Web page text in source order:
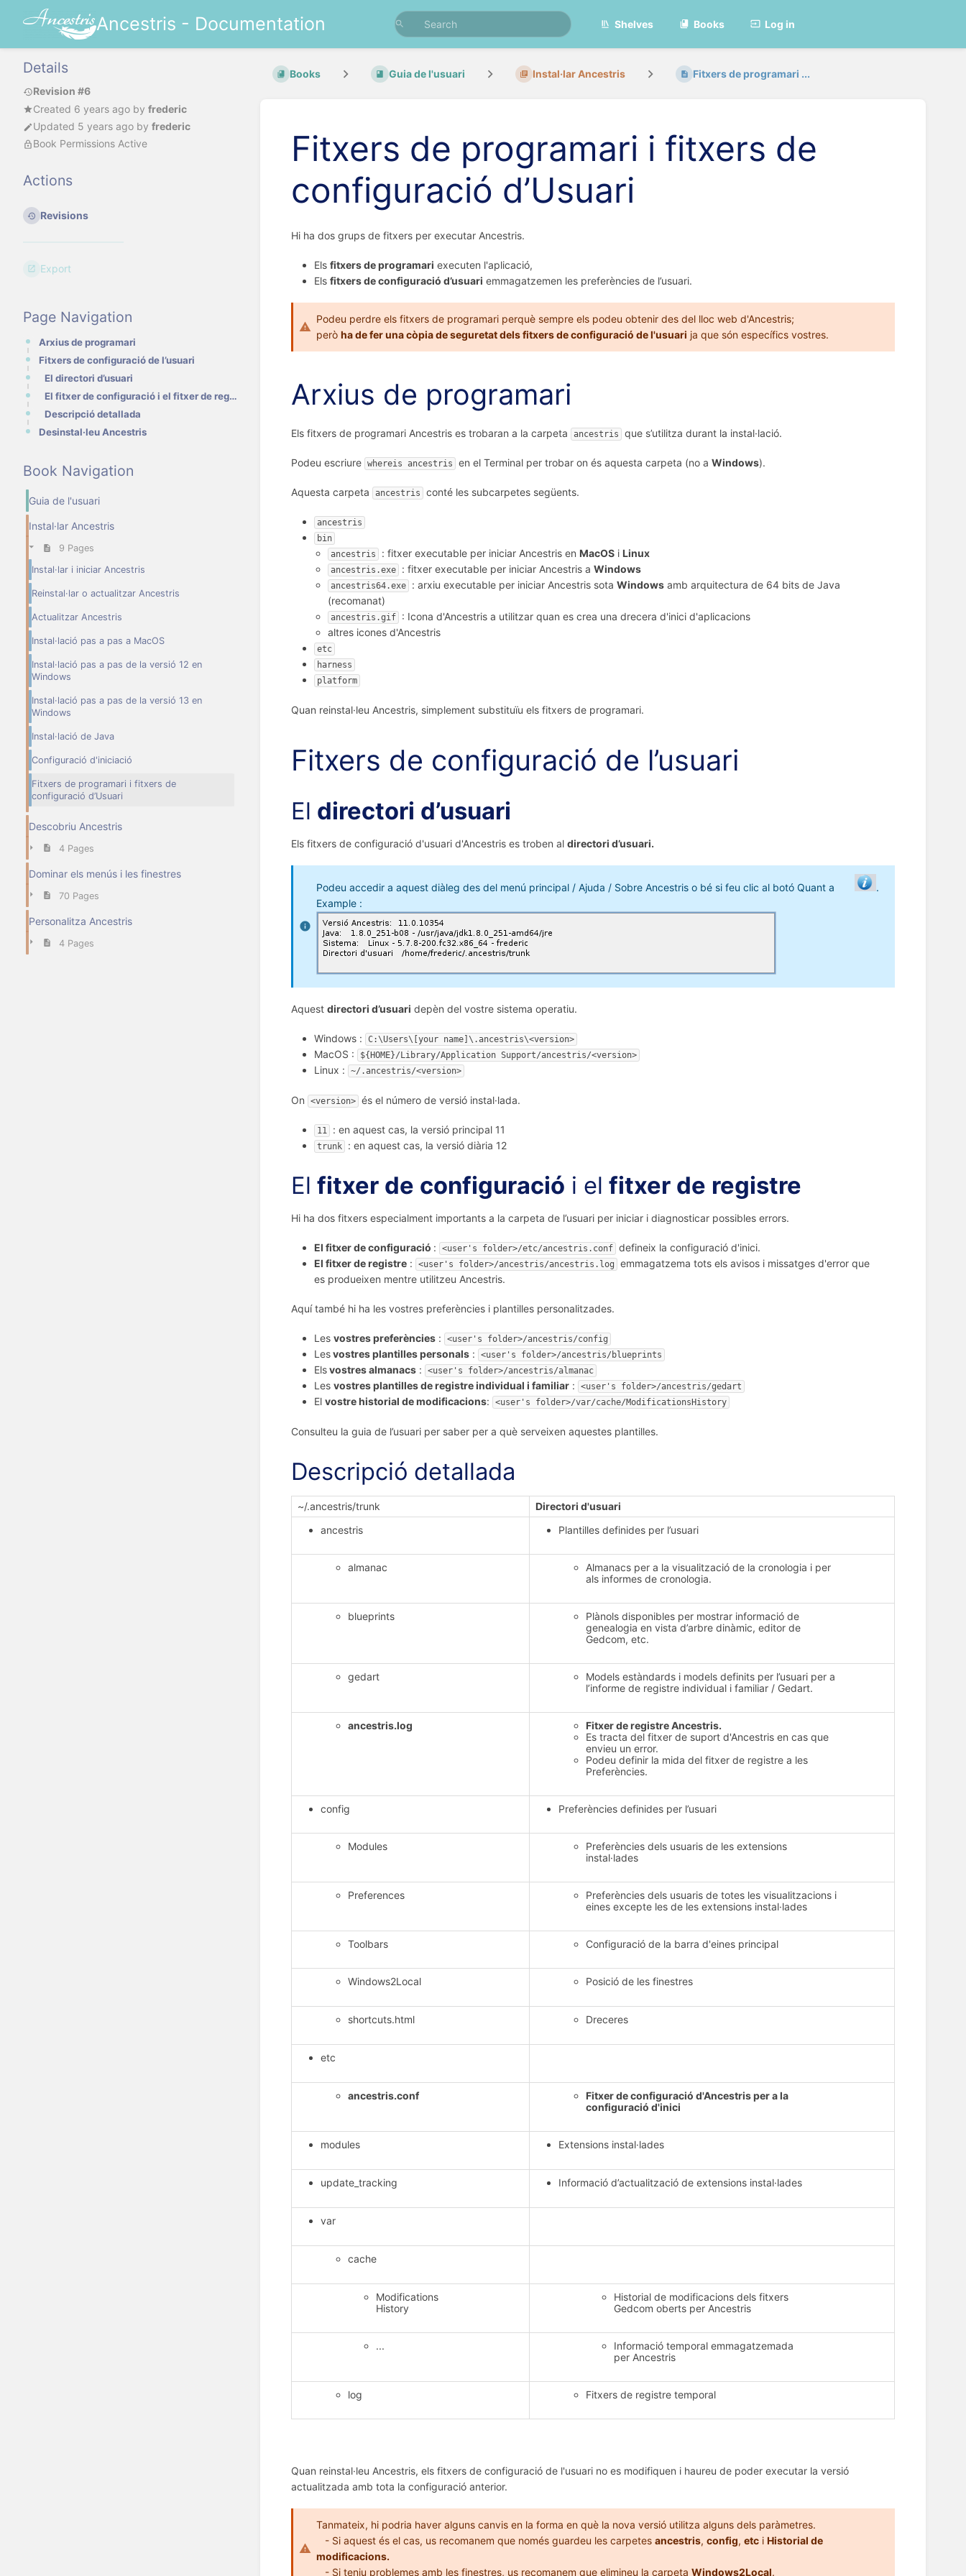
Ancestris - Documentation Shelves Books Log in
Details
Revision #6
Created 6 years ago by frederic
Updated 5 years ago by frederic
Book Permissions Active
Actions
Revisions
Export
Page Navigation
Arxius de programari
Fitxers de configuració de l’usuari
El directori d’usuari
El fitxer de configuració i el fitxer de registre
Descripció detallada
Desinstal·leu Ancestris
Book Navigation
Guia de l'usuari
Instal·lar Ancestris
9 Pages
Instal·lar i iniciar Ancestris
Reinstal·lar o actualitzar Ancestris
Actualitzar Ancestris
Instal·lació pas a pas a MacOS
Instal·lació pas a pas de la versió 12 en
Windows
Instal·lació pas a pas de la versió 13 en
Windows
Instal·lació de Java
Configuració d'iniciació
Fitxers de programari i fitxers de
configuració d’Usuari
Descobriu Ancestris
4 Pages
Dominar els menús i les finestres
70 Pages
Personalitza Ancestris
4 Pages
Books Guia de l'usuari Instal·lar Ancestris Fitxers de programari ...
Fitxers de programari i fitxers de
configuració d’Usuari
Hi ha dos grups de fitxers per executar Ancestris.
Els fitxers de programari executen l'aplicació,
Els fitxers de configuració d’usuari emmagatzemen les preferències de l’usuari.
Podeu perdre els fitxers de programari perquè sempre els podeu obtenir des del lloc web d'Ancestris;
però ha de fer una còpia de seguretat dels fitxers de configuració de l'usuari ja que són específics vostres.
Arxius de programari
Els fitxers de programari Ancestris es trobaran a la carpeta ancestris que s’utilitza durant la instal·lació.
Podeu escriure whereis ancestris en el Terminal per trobar on és aquesta carpeta (no a Windows).
Aquesta carpeta ancestris conté les subcarpetes següents.
ancestris
bin
ancestris
: fitxer executable per iniciar Ancestris en MacOS i Linux
ancestris.exe : fitxer executable per iniciar Ancestris aWindows
ancestris64.exe : arxiu executable per iniciar Ancestris sotaWindows amb arquitectura de 64 bits de Java
(recomanat)
ancestris.gif
: Icona d'Ancestris a utilitzar quan es crea una drecera d'inici d'aplicacions
altres icones d'Ancestris
etc
harness
platform
Quan reinstal·leu Ancestris, simplement substituïu els fitxers de programari.
Fitxers de configuració de l’usuari
El directori d’usuari
Els fitxers de configuració d'usuari d'Ancestris es troben al directori d’usuari.
Podeu accedir a aquest diàleg des del menú principal / Ajuda / Sobre Ancestris o bé si feu clic al botó Quant a
.
Example :
Aquest directori d’usuari depèn del vostre sistema operatiu.
Windows : C:\Users\[your name]\.ancestris\<version>
MacOS : ${HOME}/Library/Application Support/ancestris/<version>
Linux : ~/.ancestris/<version>
On <version> és el número de versió instal·lada.
11 : en aquest cas, la versió principal 11
trunk : en aquest cas, la versió diària 12
El fitxer de configuració i el fitxer de registre
Hi ha dos fitxers especialment importants a la carpeta de l’usuari per iniciar i diagnosticar possibles errors.
El fitxer de configuració : <user's folder>/etc/ancestris.conf defineix la configuració d'inici.
El fitxer de registre : <user's folder>/ancestris/ancestris.log
emmagatzema tots els avisos i missatges d'error que
es produeixen mentre utilitzeu Ancestris.
Aquí també hi ha les vostres preferències i plantilles personalitzades.
Les vostres preferències : <user's folder>/ancestris/config
Lesvostres plantilles personals : <user's folder>/ancestris/blueprints
Elsvostres almanacs : <user's folder>/ancestris/almanac
Les vostres plantilles de registre individual i familiar : <user's folder>/ancestris/gedart
El vostre historial de modificacions: <user's folder>/var/cache/ModificationsHistory
Consulteu la guia de l’usuari per saber per a què serveixen aquestes plantilles.
Descripció detallada
~/.ancestris/trunk
Directori d'usuari
ancestris
Plantilles definides per l’usuari
almanac
Almanacs per a la visualització de la cronologia i per
als informes de cronologia.
blueprints
Plànols disponibles per mostrar informació de
genealogia en vista d’arbre dinàmic, editor de
Gedcom, etc.
gedart
Models estàndards i models definits per l’usuari per a
l’informe de registre individual i familiar / Gedart.
ancestris.log
Fitxer de registre Ancestris.
Es tracta del fitxer de suport d'Ancestris en cas que
envieu un error.
Podeu definir la mida del fitxer de registre a les
Preferències.
config Preferències definides per l’usuari
Modules
Preferències dels usuaris de les extensions
instal·lades
Preferences
Preferències dels usuaris de totes les visualitzacions i
eines excepte les de les extensions instal·lades
Toolbars Configuració de la barra d'eines principal
Windows2Local Posició de les finestres
shortcuts.html Dreceres
etc
ancestris.conf
Fitxer de configuració d'Ancestris per a la
configuració d'inici
modules Extensions instal·lades
update_tracking Informació d’actualització de extensions instal·lades
var
cache
Modifications
History
Historial de modificacions dels fitxers
Gedcom oberts per Ancestris
...
Informació temporal emmagatzemada
per Ancestris
log Fitxers de registre temporal
Quan reinstal·leu Ancestris, els fitxers de configuració de l'usuari no es modifiquen i haureu de poder executar la versió
actualitzada amb tota la configuració anterior.
Tanmateix, hi podria haver alguns canvis en la forma en què la nova versió utilitza alguns dels paràmetres.
- Si aquest és el cas, us recomanem que només guardeu les carpetes ancestris, config, etc i Historial de
modificacions.
- Si teniu problemes amb les finestres, us recomanem que elimineu la carpeta Windows2Local.